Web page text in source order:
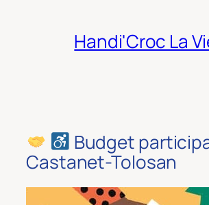
Handi'Croc La
Budget
Castanet-Tolosan